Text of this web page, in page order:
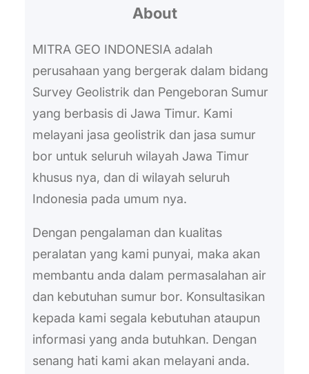
About
MITRA GEO INDONESIA adalah
perusahaan yang bergerak dalam bidang
Survey Geolistrik dan Pengeboran Sumur
yang berbasis di Jawa Timur. Kami
melayani jasa geolistrik dan jasa sumur
bor untuk seluruh wilayah Jawa Timur
khusus nya, dan di wilayah seluruh
Indonesia pada umum nya.
Dengan pengalaman dan kualitas
peralatan yang kami punyai, maka akan
membantu anda dalam permasalahan air
dan kebutuhan sumur bor. Konsultasikan
kepada kami segala kebutuhan ataupun
informasi yang anda butuhkan. Dengan
senang hati kami akan melayani anda.